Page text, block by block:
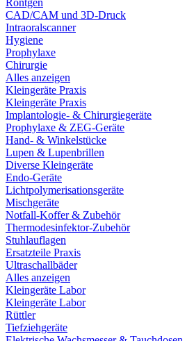
Röntgen
CAD/CAM und 3D-Druck
Intraoralscanner
Hygiene
Prophylaxe
Chirurgie
Alles anzeigen
Kleingeräte Praxis
Kleingeräte Praxis
Implantologie- & Chirurgiegeräte
Prophylaxe & ZEG-Geräte
Hand- & Winkelstücke
Lupen & Lupenbrillen
Diverse Kleingeräte
Endo-Geräte
Lichtpolymerisationsgeräte
Mischgeräte
Notfall-Koffer & Zubehör
Thermodesinfektor-Zubehör
Stuhlauflagen
Ersatzteile Praxis
Ultraschallbäder
Alles anzeigen
Kleingeräte Labor
Kleingeräte Labor
Rüttler
Tiefziehgeräte